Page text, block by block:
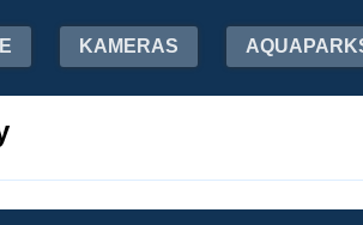
KAMERAS